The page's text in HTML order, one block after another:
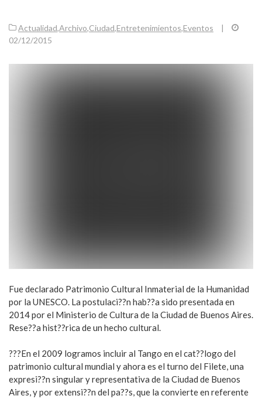
Actualidad,Archivo,Ciudad,Entretenimientos,Eventos
|
02/12/2015
Fue declarado Patrimonio Cultural Inmaterial de la Humanidad
por la UNESCO. La postulaci??n hab??a sido presentada en
2014 por el Ministerio de Cultura de la Ciudad de Buenos Aires.
Rese??a hist??rica de un hecho cultural.
???En el 2009 logramos incluir al Tango en el cat??logo del
patrimonio cultural mundial y ahora es el turno del Filete, una
expresi??n singular y representativa de la Ciudad de Buenos
Aires, y por extensi??n del pa??s, que la convierte en referente